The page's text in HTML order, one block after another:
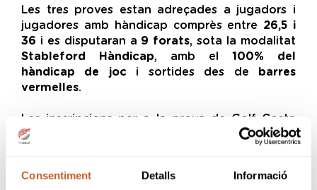
Consentiment Detalls Informació
Les tres proves estan adreçades a jugadors i
jugadores amb hàndicap comprès entre 26,5 i
36 i es disputaran a 9 forats, sota la modalitat
Stableford Hàndicap, amb el 100% del
hàndicap de joc i sortides des de barres
vermelles.
Les inscripcions per a la prova de Golf Costa
Daurada romandran obertes fins al
9 de juliol.
reservas@golfcostadaurada.com
, tot